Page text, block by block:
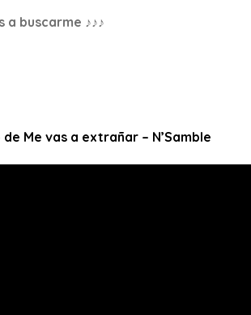
a buscarme ♪♪♪
Me vas a extrañar – N’Samble